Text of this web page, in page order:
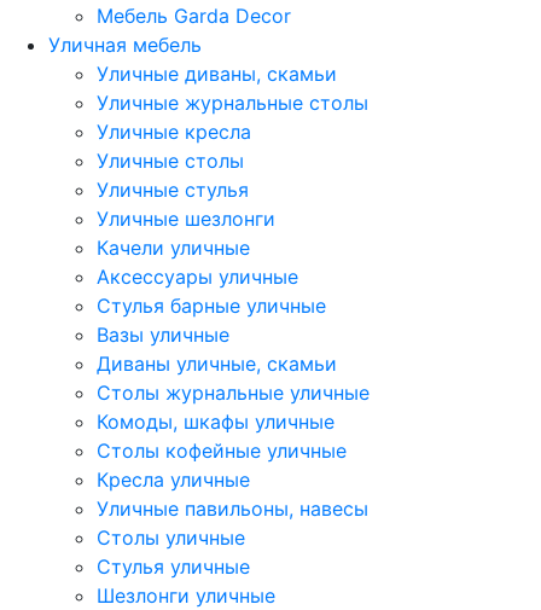
Мебель Garda Decor
Уличная мебель
Уличные диваны, скамьи
Уличные журнальные столы
Уличные кресла
Уличные столы
Уличные стулья
Уличные шезлонги
Качели уличные
Аксессуары уличные
Стулья барные уличные
Вазы уличные
Диваны уличные, скамьи
Столы журнальные уличные
Комоды, шкафы уличные
Столы кофейные уличные
Кресла уличные
Уличные павильоны, навесы
Столы уличные
Стулья уличные
Шезлонги уличные